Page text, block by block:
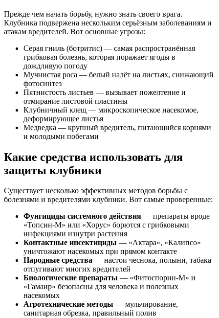
Прежде чем начать борьбу, нужно знать своего врага.
Клубника подвержена нескольким серьёзным заболеваниям и
атакам вредителей. Вот основные угрозы:
Серая гниль (ботритис) — самая распространённая
грибковая болезнь, которая поражает ягоды в
дождливую погоду
Мучнистая роса — белый налёт на листьях, снижающий
фотосинтез
Пятнистость листьев — вызывает пожелтение и
отмирание листовой пластины
Клубничный клещ — микроскопическое насекомое,
деформирующее листья
Медведка — крупный вредитель, питающийся корнями
и молодыми побегами
Какие средства использовать для
защиты клубники
Существует несколько эффективных методов борьбы с
болезнями и вредителями клубники. Вот самые проверенные:
Фунгициды системного действия — препараты вроде
«Топсин-М» или «Хорус» борются с грибковыми
инфекциями изнутри растения
Контактные инсектициды — «Актара», «Калипсо»
уничтожают насекомых при прямом контакте
Народные средства — настои чеснока, полыни, табака
отпугивают многих вредителей
Биологические препараты — «Фитоспорин-М» и
«Гамаир» безопасны для человека и полезных
насекомых
Агротехнические методы — мульчирование,
санитарная обрезка, правильный полив